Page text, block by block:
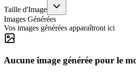
Taille d'Image
Images Générées
Vos images générées apparaîtront ici
Aucune image générée pour le